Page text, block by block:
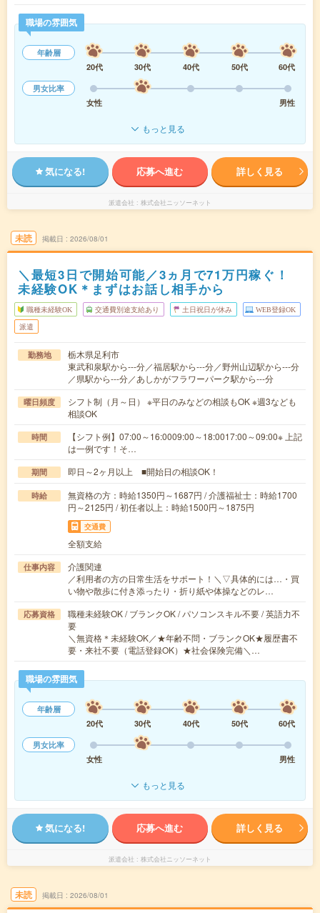
職場の雰囲気
年齢層
20代
30代 40代 50代
60代
男女比率
女性
男性
もっと見る
気になる! 応募へ進む 詳しく見る
派遣会社 株式会社ニッソーネット
未読 掲載日 2026/08/01
＼最短3日で開始可能／3ヵ月で71万円稼ぐ！
未経験OK＊まずはお話し相手から
職種未経験OK 交通費別途支給あり 土日祝日が休み WEB登録OK
派遣
勤務地
栃木県足利市
東武和泉駅から---分／福居駅から---分／野州山辺駅から---分
／県駅から---分／あしかがフラワーパーク駅から---分
曜日頻度
シフト制（月～日） ※平日のみなどの相談もOK ※週3なども
相談OK
時間
【シフト例】07:00～16:0009:00～18:0017:00～09:00※ 上記
は一例です！そ…
期間 即日～2ヶ月以上 ■開始日の相談OK！
時給
無資格の方：時給1350円～1687円 / 介護福祉士：時給1700
円～2125円 / 初任者以上：時給1500円～1875円
交通費
全額支給
仕事内容
介護関連
／利用者の方の日常生活をサポート！＼▽具体的には…・買
い物や散歩に付き添ったり・折り紙や体操などのレ…
応募資格
職種未経験OK / ブランクOK / パソコンスキル不要 / 英語力不
要
＼無資格＊未経験OK／★年齢不問・ブランクOK★履歴書不
要・来社不要（電話登録OK）★社会保険完備＼…
職場の雰囲気
年齢層
20代
30代 40代 50代
60代
男女比率
女性
男性
もっと見る
気になる! 応募へ進む 詳しく見る
派遣会社 株式会社ニッソーネット
未読 掲載日 2026/08/01